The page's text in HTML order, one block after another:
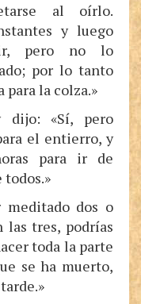
al oírlo.
y luego
pero no lo
por lo tanto
para la colza.»
dijo: «Sí, pero
el entierro, y
para ir de
meditado dos o
las tres, podrías
toda la parte
se ha muerto,